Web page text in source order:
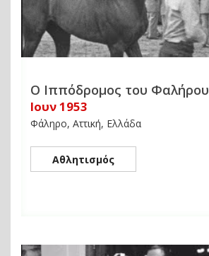
Ο Ιππόδρομος του Φαλήρου
Ιουν 1953
Φάληρο, Αττική, Ελλάδα
Αθλητισμός